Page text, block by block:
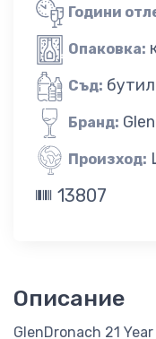
Години
Опаковка:
Съд:
Бранд:
Произход:
13807
Описание
GlenDronach 21